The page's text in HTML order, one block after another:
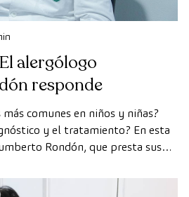
alergólogo
responde
más comunes en niños y niñas?
y el tratamiento? En esta
Rondón, que presta sus
responde sobre las dudas